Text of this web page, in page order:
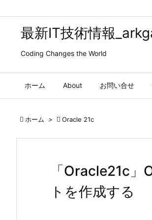
最新IT技術情報
Coding Changes the World
ホーム About お問い合せ
 ホーム >  Oracle 21c
「Oracle21c
トを作成する